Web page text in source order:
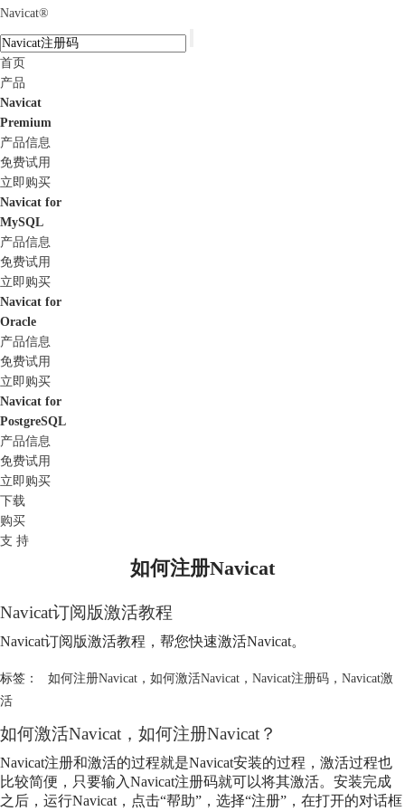
Navicat®
首页
产品
Navicat
Premium
产品信息
免费试用
立即购买
Navicat for
MySQL
产品信息
免费试用
立即购买
Navicat for
Oracle
产品信息
免费试用
立即购买
Navicat for
PostgreSQL
产品信息
免费试用
立即购买
下载
购买
支 持
如何注册Navicat
Navicat订阅版激活教程
Navicat订阅版激活教程，帮您快速激活Navicat。
标签： 如何注册Navicat， 如何激活Navicat， Navicat注册码， Navicat激
活
如何激活Navicat， 如何注册Navicat ？
Navicat注册和激活的过程就是Navicat安装的过程，激活过程也
比较简便，只要输入Navicat注册码就可以将其激活。安装完成
之后，运行Navicat，点击“帮助”，选择“注册”，在打开的对话框